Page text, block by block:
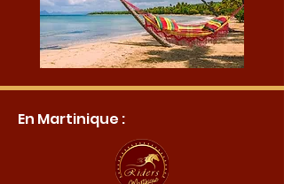
En Martinique :